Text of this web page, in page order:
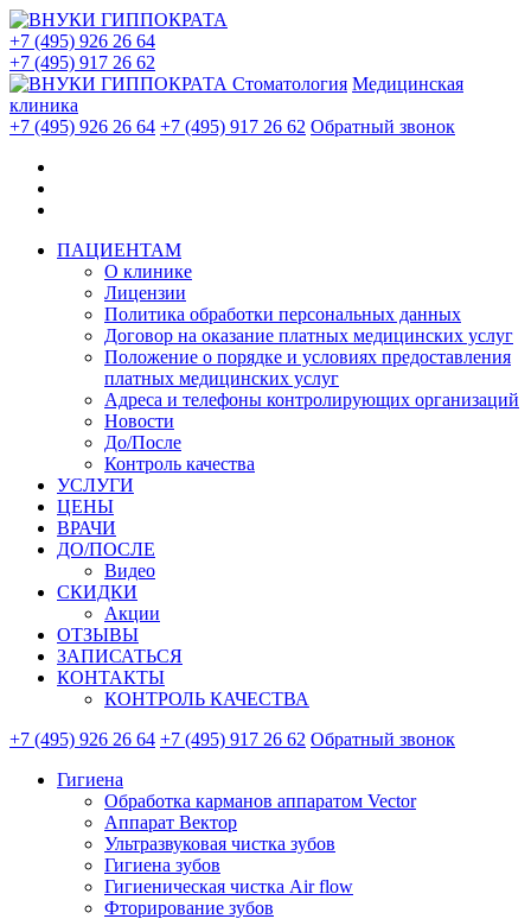
+7 (495) 926 26 64
+7 (495) 917 26 62
Стоматология Медицинская
клиника
+7 (495) 926 26 64 +7 (495) 917 26 62 Обратный звонок
ПАЦИЕНТАМ
О клинике
Лицензии
Политика обработки персональных данных
Договор на оказание платных медицинских услуг
Положение о порядке и условиях предоставления
платных медицинских услуг
Адреса и телефоны контролирующих организаций
Новости
До/После
Контроль качества
УСЛУГИ
ЦЕНЫ
ВРАЧИ
ДО/ПОСЛЕ
Видео
СКИДКИ
Акции
ОТЗЫВЫ
ЗАПИСАТЬСЯ
КОНТАКТЫ
КОНТРОЛЬ КАЧЕСТВА
+7 (495) 926 26 64 +7 (495) 917 26 62 Обратный звонок
Гигиена
Обработка карманов аппаратом Vector
Аппарат Вектор
Ультразвуковая чистка зубов
Гигиена зубов
Гигиеническая чистка Air flow
Фторирование зубов